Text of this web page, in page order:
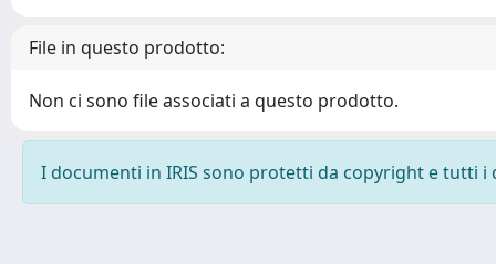
File in questo prodotto:
Non ci sono file associati a questo prodotto.
I documenti in IRIS sono protetti da copyright e tutti